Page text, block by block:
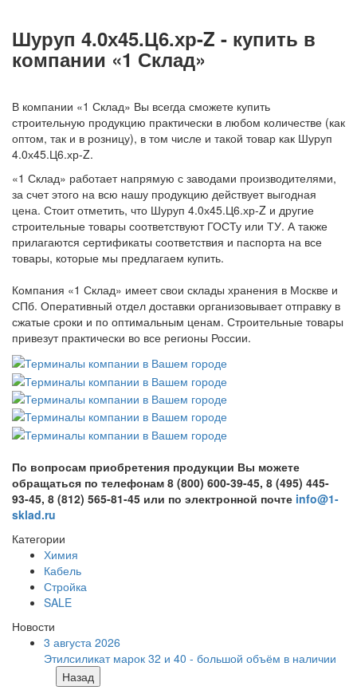
Шуруп 4.0х45.Ц6.хр-Z - купить в
компании «1 Склад»
В компании «1 Склад» Вы всегда сможете купить
строительную продукцию практически в любом количестве (как
оптом, так и в розницу), в том числе и такой товар как Шуруп
4.0х45.Ц6.хр-Z.
«1 Склад» работает напрямую с заводами производителями,
за счет этого на всю нашу продукцию действует выгодная
цена. Стоит отметить, что Шуруп 4.0х45.Ц6.хр-Z и другие
строительные товары соответствуют ГОСТу или ТУ. А также
прилагаются сертификаты соответствия и паспорта на все
товары, которые мы предлагаем купить.
Компания «1 Склад» имеет свои склады хранения в Москве и
СПб. Оперативный отдел доставки организовывает отправку в
сжатые сроки и по оптимальным ценам. Строительные товары
привезут практически во все регионы России.
По вопросам приобретения продукции Вы можете
обращаться по телефонам 8 (800) 600-39-45, 8 (495) 445-
93-45, 8 (812) 565-81-45 или по электронной почте info@1-
sklad.ru
Категории
Химия
Кабель
Стройка
SALE
Новости
3 августа 2026
Этилсиликат марок 32 и 40 - большой объём в наличии
Назад